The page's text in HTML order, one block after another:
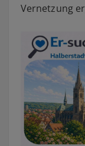
Vernetzung